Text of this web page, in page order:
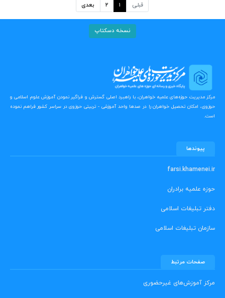
قبلی ۱ ۲ بعدی
نسخه دسکتاپ
مرکز مدیریت حوزه‌های علمیه خواهران، با راهبرد اصلی گسترش و فراگیر نمودن آموزش علوم اسلامی و
حوزوی، امکان تحصیل خواهران را در صدها واحد آموزشی - تربیتی حوزوی در سراسر کشور فراهم نموده
است.
پیوندها
farsi.khamenei.ir
حوزه علمیه برادران
دفتر تبلیغات اسلامی
سازمان تبلیغات اسلامی
صفحات مرتبط
مرکز آموزش‌های غیرحضوری